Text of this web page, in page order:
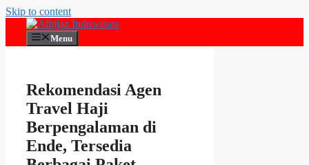
Skip to content
Menu
Rekomendasi Agen
Travel Haji
Berpengalaman di
Ende, Tersedia